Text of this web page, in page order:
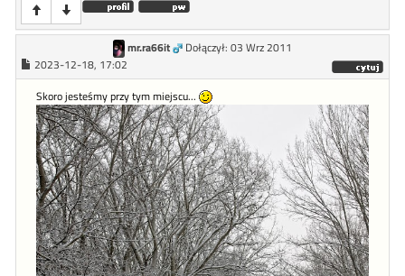
mr.ra66it
Dołączył: 03 Wrz 2011
2023-12-18, 17:02
Skoro jesteśmy przy tym miejscu...